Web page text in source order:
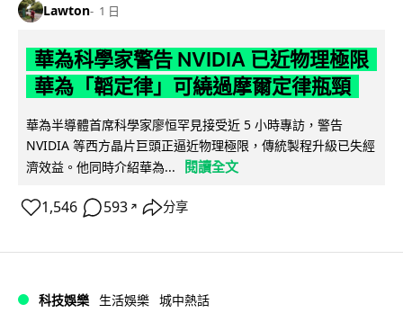
Lawton 1 日
華為科學家警告 NVIDIA 已近物理極限
華為「韜定律」可繞過摩爾定律瓶頸
華為半導體首席科學家廖恒罕見接受近 5 小時專訪，警告
NVIDIA 等西方晶片巨頭正逼近物理極限，傳統製程升級已失經
濟效益。他同時介紹華為...
閱讀全文
1,546 593 ↗ 分享
科技娛樂 生活娛樂 城中熱話